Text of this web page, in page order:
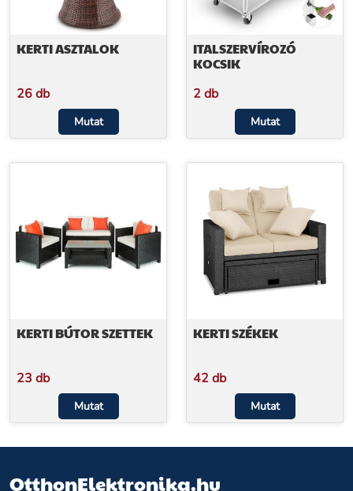
KERTI ASZTALOK
26 db
Mutat
ITALSZERVÍROZÓ
KOCSIK
2 db
Mutat
KERTI BÚTOR SZETTEK
23 db
Mutat
KERTI SZÉKEK
42 db
Mutat
OtthonElektronika.hu